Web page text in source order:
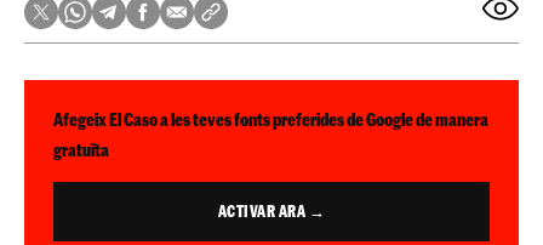
Afegeix El Caso a les teves fonts preferides de Google de manera
gratuïta
ACTIVAR ARA →